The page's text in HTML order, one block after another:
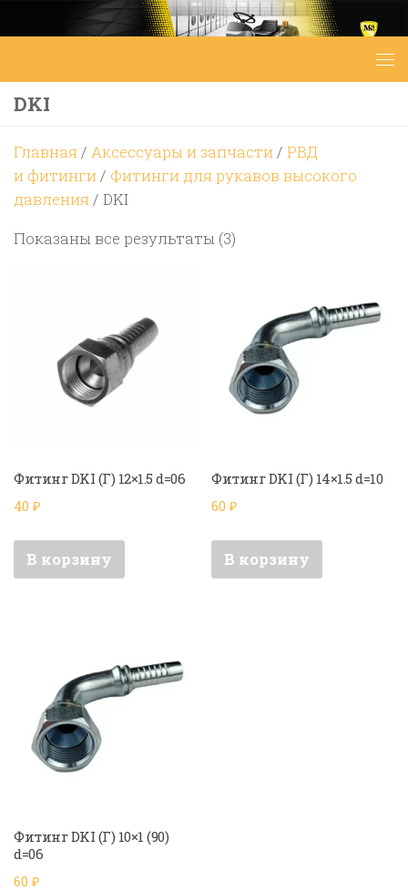
Перейти к содержимому
DKI
Главная/ Аксессуары и запчасти/ РВД
и фитинги/ Фитинги для рукавов высокого
давления/ DKI
Показаны все результаты (3)
Фитинг DKI (Г) 12×1.5 d=06
40 ₽
В корзину
Фитинг DKI (Г) 14×1.5 d=10
60₽
В корзину
Фитинг DKI (Г) 10×1 (90)
d=06
60 ₽